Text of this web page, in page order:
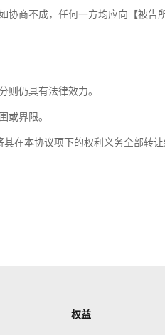
商不成，任何一方均应向【被告
则仍具有法律效力。
或界限。
在本协议项下的权利义务全部转
权益